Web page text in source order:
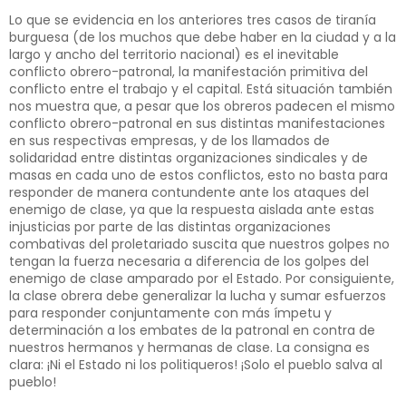
Lo que se evidencia en los anteriores tres casos de tiranía
burguesa (de los muchos que debe haber en la ciudad y a la
largo y ancho del territorio nacional) es el inevitable
conflicto obrero-patronal, la manifestación primitiva del
conflicto entre el trabajo y el capital. Está situación también
nos muestra que, a pesar que los obreros padecen el mismo
conflicto obrero-patronal en sus distintas manifestaciones
en sus respectivas empresas, y de los llamados de
solidaridad entre distintas organizaciones sindicales y de
masas en cada uno de estos conflictos, esto no basta para
responder de manera contundente ante los ataques del
enemigo de clase, ya que la respuesta aislada ante estas
injusticias por parte de las distintas organizaciones
combativas del proletariado suscita que nuestros golpes no
tengan la fuerza necesaria a diferencia de los golpes del
enemigo de clase amparado por el Estado. Por consiguiente,
la clase obrera debe generalizar la lucha y sumar esfuerzos
para responder conjuntamente con más ímpetu y
determinación a los embates de la patronal en contra de
nuestros hermanos y hermanas de clase. La consigna es
clara: ¡Ni el Estado ni los politiqueros! ¡Solo el pueblo salva al
pueblo!